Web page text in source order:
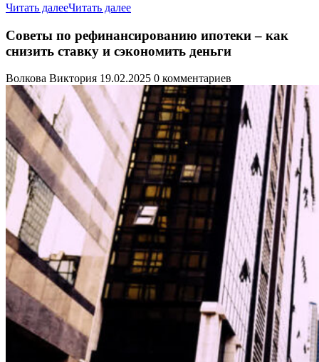
Читать далееЧитать далее
Советы по рефинансированию ипотеки – как
снизить ставку и сэкономить деньги
Волкова Виктория 19.02.2025 0 комментариев